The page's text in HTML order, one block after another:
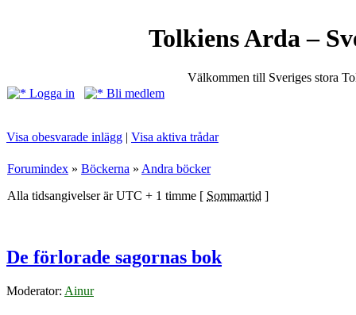
Tolkiens Arda –
Välkommen till Sveriges stora
Logga in
Bli medlem
Visa obesvarade inlägg | Visa aktiva trådar
Forumindex » Böckerna » Andra böcker
Alla tidsangivelser är UTC + 1 timme [ Sommartid ]
De förlorade sagornas bok
Moderator: Ainur